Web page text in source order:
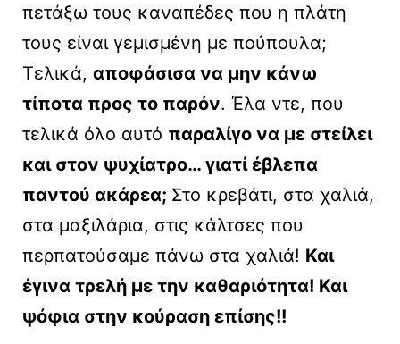
πετάξω τους καναπέδες που η πλάτη
τους είναι γεμισμένη με πούπουλα;
Τελικά, αποφάσισα να μην κάνω
τίποτα προς το παρόν. Έλα ντε, που
τελικά όλο αυτό παραλίγο να με στείλει
και στον ψυχίατρο… γιατί έβλεπα
παντού ακάρεα; Στο κρεβάτι, στα χαλιά,
στα μαξιλάρια, στις κάλτσες που
περπατούσαμε πάνω στα χαλιά! Και
έγινα τρελή με την καθαριότητα! Και
ψόφια στην κούραση επίσης!!